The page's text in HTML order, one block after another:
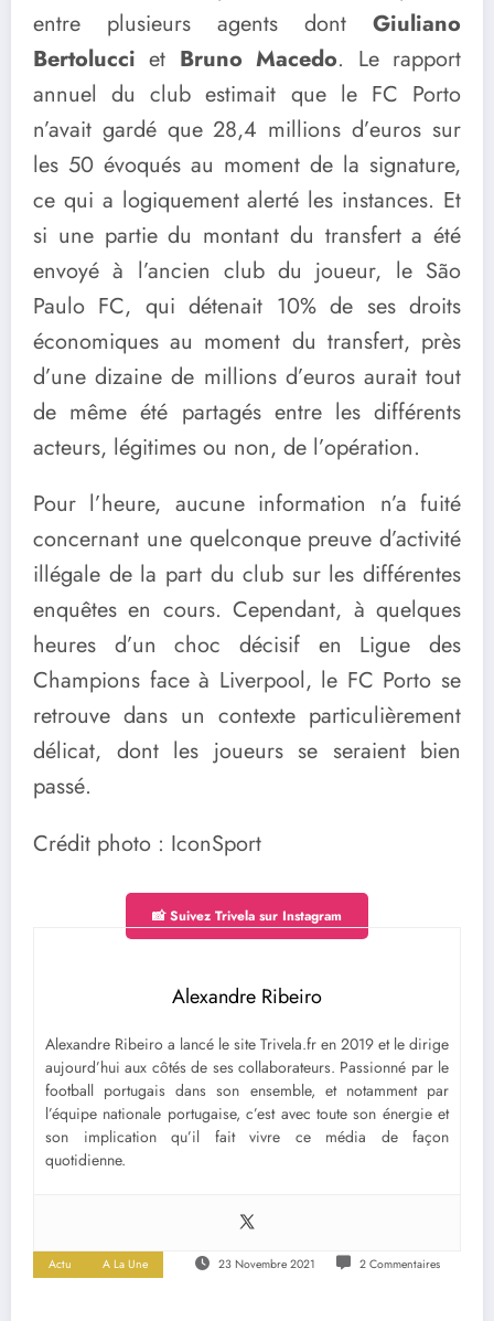
entre plusieurs agents dont Giuliano
Bertolucci et Bruno Macedo. Le rapport
annuel du club estimait que le FC Porto
n’avait gardé que 28,4 millions d’euros sur
les 50 évoqués au moment de la signature,
ce qui a logiquement alerté les instances. Et
si une partie du montant du transfert a été
envoyé à l’ancien club du joueur, le São
Paulo FC, qui détenait 10% de ses droits
économiques au moment du transfert, près
d’une dizaine de millions d’euros aurait tout
de même été partagés entre les différents
acteurs, légitimes ou non, de l’opération.
Pour l’heure, aucune information n’a fuité
concernant une quelconque preuve d’activité
illégale de la part du club sur les différentes
enquêtes en cours. Cependant, à quelques
heures d’un choc décisif en Ligue des
Champions face à Liverpool, le FC Porto se
retrouve dans un contexte particulièrement
délicat, dont les joueurs se seraient bien
passé.
Crédit photo : IconSport
📸 Suivez Trivela sur Instagram
Alexandre Ribeiro
Alexandre Ribeiro a lancé le site Trivela.fr en 2019 et le dirige
aujourd’hui aux côtés de ses collaborateurs. Passionné par le
football portugais dans son ensemble, et notamment par
l’équipe nationale portugaise, c’est avec toute son énergie et
son implication qu’il fait vivre ce média de façon
quotidienne.
Actu A La Une 23 Novembre 2021 2 Commentaires